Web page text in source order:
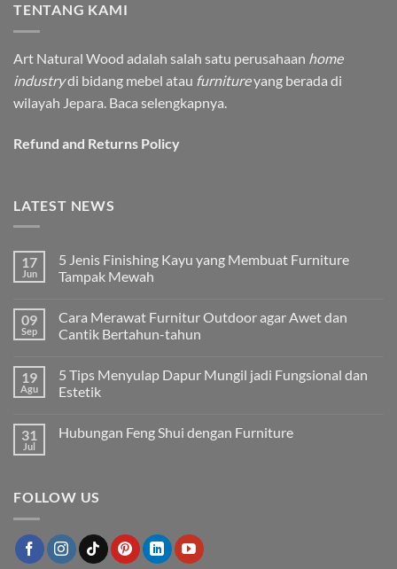
TENTANG KAMI
Art Natural Wood adalah salah satu perusahaan home
industrydi bidang mebel atau furnitureyang berada di
wilayah Jepara. Baca selengkapnya.
Refund and Returns Policy
LATEST NEWS
17
Jun
5 Jenis Finishing Kayu yang Membuat Furniture
Tampak Mewah
komentar
pada
5
Kayu
yang
Membuat
Mewah
09
Sep
Cara Merawat Furnitur Outdoor agar Awet dan
Cantik Bertahun-tahun
komentar
pada
Cara
Outdoor
tahun
19
Agu
5 Tips Menyulap Dapur Mungil jadi Fungsional dan
Estetik
komentar
Mungil
dan
Estetik
31
Jul
Hubungan Feng Shui dengan Furniture
Hubungan
Furniture
FOLLOW US